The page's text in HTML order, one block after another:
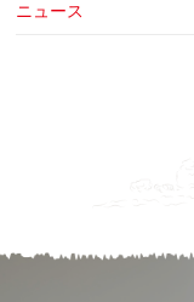
ニュース